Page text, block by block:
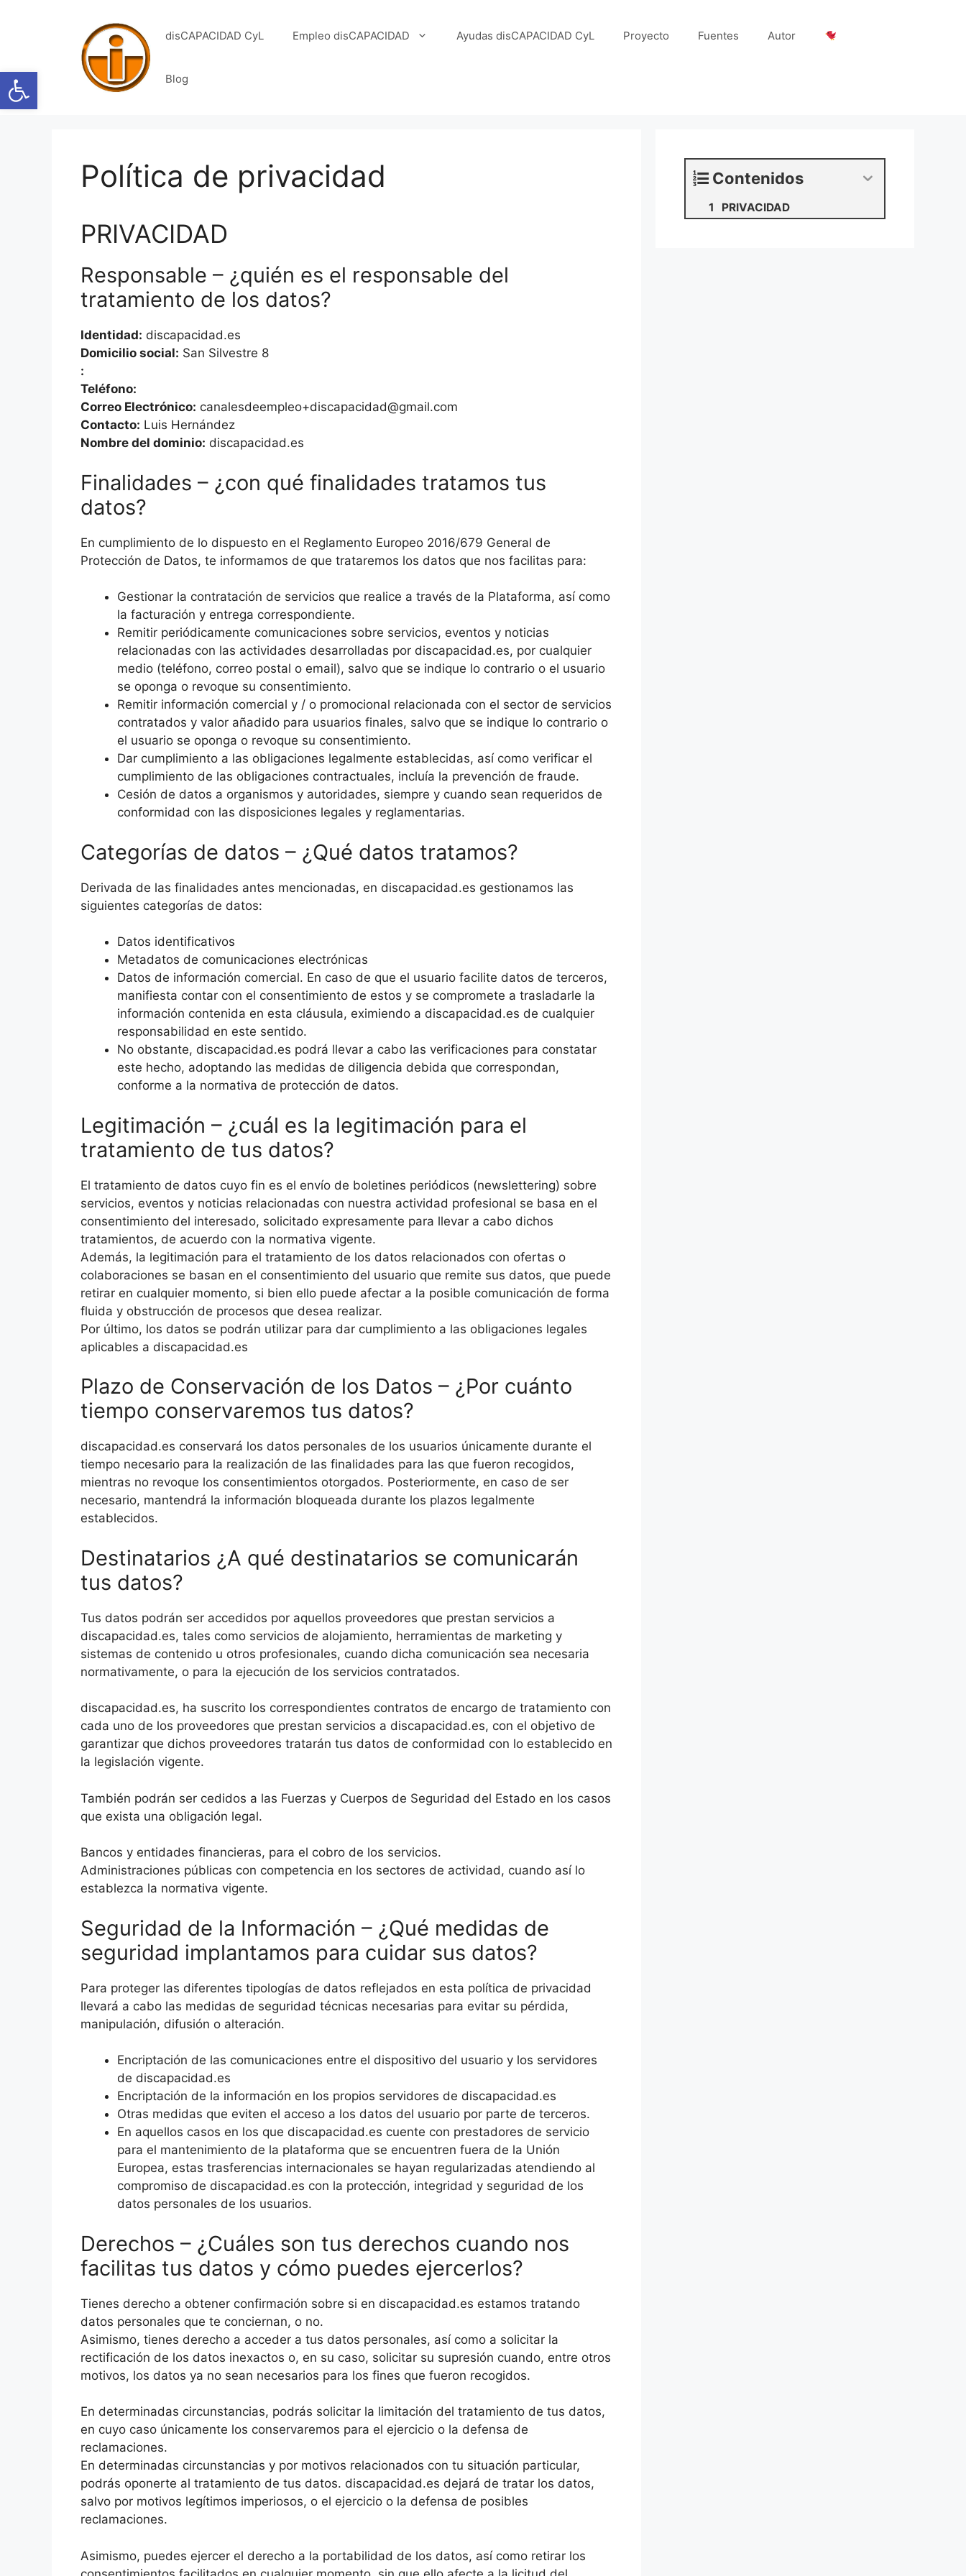
Abrir barra de herramientas
disCAPACIDAD CyL Empleo disCAPACIDAD Ayudas disCAPACIDAD CyL Proyecto Fuentes Autor
Blog
Política de privacidad
PRIVACIDAD
Responsable – ¿quién es el responsable del
tratamiento de los datos?
Identidad: discapacidad.es
Domicilio social: San Silvestre 8
:
Teléfono:
Correo Electrónico: canalesdeempleo+discapacidad@gmail.com
Contacto: Luis Hernández
Nombre del dominio: discapacidad.es
Finalidades – ¿con qué finalidades tratamos tus
datos?
En cumplimiento de lo dispuesto en el Reglamento Europeo 2016/679 General de
Protección de Datos, te informamos de que trataremos los datos que nos facilitas para:
Gestionar la contratación de servicios que realice a través de la Plataforma, así como
la facturación y entrega correspondiente.
Remitir periódicamente comunicaciones sobre servicios, eventos y noticias
relacionadas con las actividades desarrolladas por discapacidad.es, por cualquier
medio (teléfono, correo postal o email), salvo que se indique lo contrario o el usuario
se oponga o revoque su consentimiento.
Remitir información comercial y / o promocional relacionada con el sector de servicios
contratados y valor añadido para usuarios finales, salvo que se indique lo contrario o
el usuario se oponga o revoque su consentimiento.
Dar cumplimiento a las obligaciones legalmente establecidas, así como verificar el
cumplimiento de las obligaciones contractuales, incluía la prevención de fraude.
Cesión de datos a organismos y autoridades, siempre y cuando sean requeridos de
conformidad con las disposiciones legales y reglamentarias.
Categorías de datos – ¿Qué datos tratamos?
Derivada de las finalidades antes mencionadas, en discapacidad.es gestionamos las
siguientes categorías de datos:
Datos identificativos
Metadatos de comunicaciones electrónicas
Datos de información comercial. En caso de que el usuario facilite datos de terceros,
manifiesta contar con el consentimiento de estos y se compromete a trasladarle la
información contenida en esta cláusula, eximiendo a discapacidad.es de cualquier
responsabilidad en este sentido.
No obstante, discapacidad.es podrá llevar a cabo las verificaciones para constatar
este hecho, adoptando las medidas de diligencia debida que correspondan,
conforme a la normativa de protección de datos.
Legitimación – ¿cuál es la legitimación para el
tratamiento de tus datos?
El tratamiento de datos cuyo fin es el envío de boletines periódicos (newslettering) sobre
servicios, eventos y noticias relacionadas con nuestra actividad profesional se basa en el
consentimiento del interesado, solicitado expresamente para llevar a cabo dichos
tratamientos, de acuerdo con la normativa vigente.
Además, la legitimación para el tratamiento de los datos relacionados con ofertas o
colaboraciones se basan en el consentimiento del usuario que remite sus datos, que puede
retirar en cualquier momento, si bien ello puede afectar a la posible comunicación de forma
fluida y obstrucción de procesos que desea realizar.
Por último, los datos se podrán utilizar para dar cumplimiento a las obligaciones legales
aplicables a discapacidad.es
Plazo de Conservación de los Datos – ¿Por cuánto
tiempo conservaremos tus datos?
discapacidad.es conservará los datos personales de los usuarios únicamente durante el
tiempo necesario para la realización de las finalidades para las que fueron recogidos,
mientras no revoque los consentimientos otorgados. Posteriormente, en caso de ser
necesario, mantendrá la información bloqueada durante los plazos legalmente
establecidos.
Destinatarios ¿A qué destinatarios se comunicarán
tus datos?
Tus datos podrán ser accedidos por aquellos proveedores que prestan servicios a
discapacidad.es, tales como servicios de alojamiento, herramientas de marketing y
sistemas de contenido u otros profesionales, cuando dicha comunicación sea necesaria
normativamente, o para la ejecución de los servicios contratados.
discapacidad.es, ha suscrito los correspondientes contratos de encargo de tratamiento con
cada uno de los proveedores que prestan servicios a discapacidad.es, con el objetivo de
garantizar que dichos proveedores tratarán tus datos de conformidad con lo establecido en
la legislación vigente.
También podrán ser cedidos a las Fuerzas y Cuerpos de Seguridad del Estado en los casos
que exista una obligación legal.
Bancos y entidades financieras, para el cobro de los servicios.
Administraciones públicas con competencia en los sectores de actividad, cuando así lo
establezca la normativa vigente.
Seguridad de la Información – ¿Qué medidas de
seguridad implantamos para cuidar sus datos?
Para proteger las diferentes tipologías de datos reflejados en esta política de privacidad
llevará a cabo las medidas de seguridad técnicas necesarias para evitar su pérdida,
manipulación, difusión o alteración.
Encriptación de las comunicaciones entre el dispositivo del usuario y los servidores
de discapacidad.es
Encriptación de la información en los propios servidores de discapacidad.es
Otras medidas que eviten el acceso a los datos del usuario por parte de terceros.
En aquellos casos en los que discapacidad.es cuente con prestadores de servicio
para el mantenimiento de la plataforma que se encuentren fuera de la Unión
Europea, estas trasferencias internacionales se hayan regularizadas atendiendo al
compromiso de discapacidad.es con la protección, integridad y seguridad de los
datos personales de los usuarios.
Derechos – ¿Cuáles son tus derechos cuando nos
facilitas tus datos y cómo puedes ejercerlos?
Tienes derecho a obtener confirmación sobre si en discapacidad.es estamos tratando
datos personales que te conciernan, o no.
Asimismo, tienes derecho a acceder a tus datos personales, así como a solicitar la
rectificación de los datos inexactos o, en su caso, solicitar su supresión cuando, entre otros
motivos, los datos ya no sean necesarios para los fines que fueron recogidos.
En determinadas circunstancias, podrás solicitar la limitación del tratamiento de tus datos,
en cuyo caso únicamente los conservaremos para el ejercicio o la defensa de
reclamaciones.
En determinadas circunstancias y por motivos relacionados con tu situación particular,
podrás oponerte al tratamiento de tus datos. discapacidad.es dejará de tratar los datos,
salvo por motivos legítimos imperiosos, o el ejercicio o la defensa de posibles
reclamaciones.
Asimismo, puedes ejercer el derecho a la portabilidad de los datos, así como retirar los
Contenidos
PRIVACIDAD